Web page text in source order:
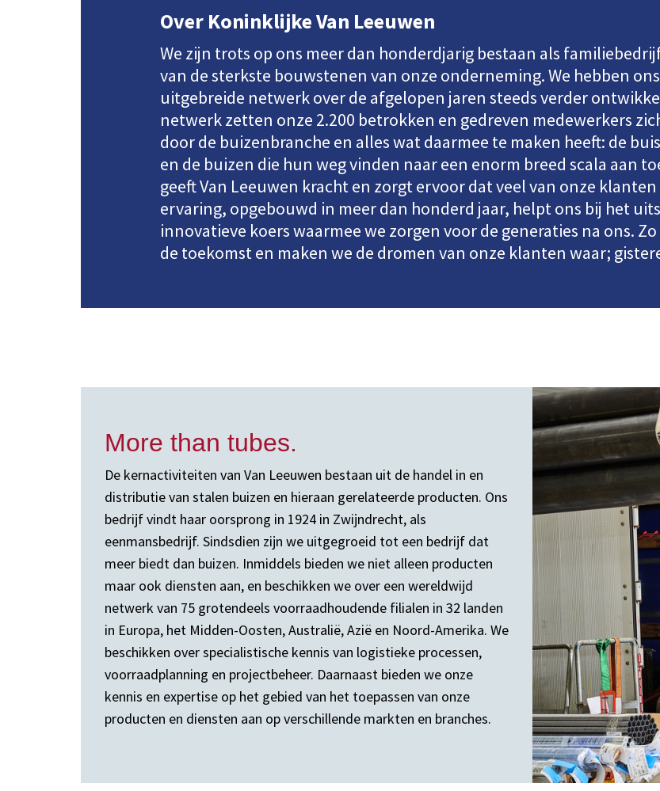
Over Koninklijke Van Leeuwen
We zijn trots op ons meer dan honderdjarig bestaan als
van de sterkste bouwstenen van onze onderneming. We hebben
uitgebreide netwerk over de afgelopen jaren steeds verder
netwerk zetten onze 2.200 betrokken en gedreven medewerkers
door de buizenbranche en alles wat daarmee te maken heeft: de
en de buizen die hun weg vinden naar een enorm breed scala aan
geeft Van Leeuwen kracht en zorgt ervoor dat veel van onze
ervaring, opgebouwd in meer dan honderd jaar, helpt ons bij het
innovatieve koers waarmee we zorgen voor de generaties na ons.
de toekomst en maken we de dromen van onze klanten waar;
More than tubes.
De kernactiviteiten van Van Leeuwen bestaan uit de handel in en
distributie van stalen buizen en hieraan gerelateerde producten. Ons
bedrijf vindt haar oorsprong in 1924 in Zwijndrecht, als
eenmansbedrijf. Sindsdien zijn we uitgegroeid tot een bedrijf dat
meer biedt dan buizen. Inmiddels bieden we niet alleen producten
maar ook diensten aan, en beschikken we over een wereldwijd
netwerk van 75 grotendeels voorraadhoudende filialen in 32 landen
in Europa, het Midden-Oosten, Australië, Azië en Noord-Amerika. We
beschikken over specialistische kennis van logistieke processen,
voorraadplanning en projectbeheer. Daarnaast bieden we onze
kennis en expertise op het gebied van het toepassen van onze
producten en diensten aan op verschillende markten en branches.